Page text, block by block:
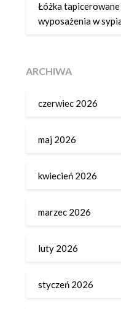
Łóżka
wyposażenia w
ARCHIWA
czerwiec 2026
maj 2026
kwiecień 2026
marzec 2026
luty 2026
styczeń 2026